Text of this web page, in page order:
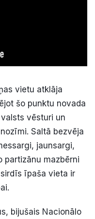
vietu atklāja
šo punktu novada
vēsturi un
Saltā bezvēja
jaunsargi,
partizānu mazbērni
īpaša vieta ir
bijušais Nacionālo